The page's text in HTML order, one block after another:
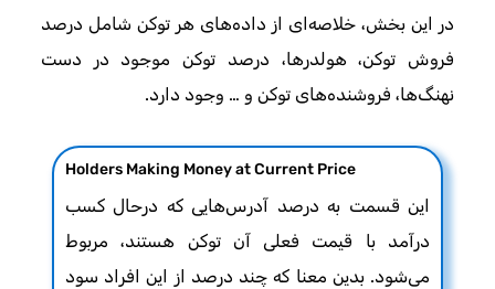
در این بخش، خلاصه‌ای از داده‌های هر توکن شامل درصد
فروش توکن، هولدرها، درصد توکن موجود در دست
نهنگ‌ها، فروشنده‌های توکن و … وجود دارد.
Holders Making Money at Current Price
این قسمت به درصد آدرس‌هایی که درحال کسب
درآمد با قیمت فعلی آن توکن هستند، مربوط
می‌شود. بدین معنا که چند درصد از این افراد سود